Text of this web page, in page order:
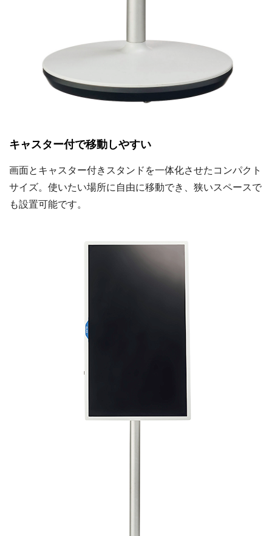
キャスター付で移動しやすい
画面とキャスター付きスタンドを一体化させたコンパクト
サイズ。使いたい場所に自由に移動でき、狭いスペースで
も設置可能です。